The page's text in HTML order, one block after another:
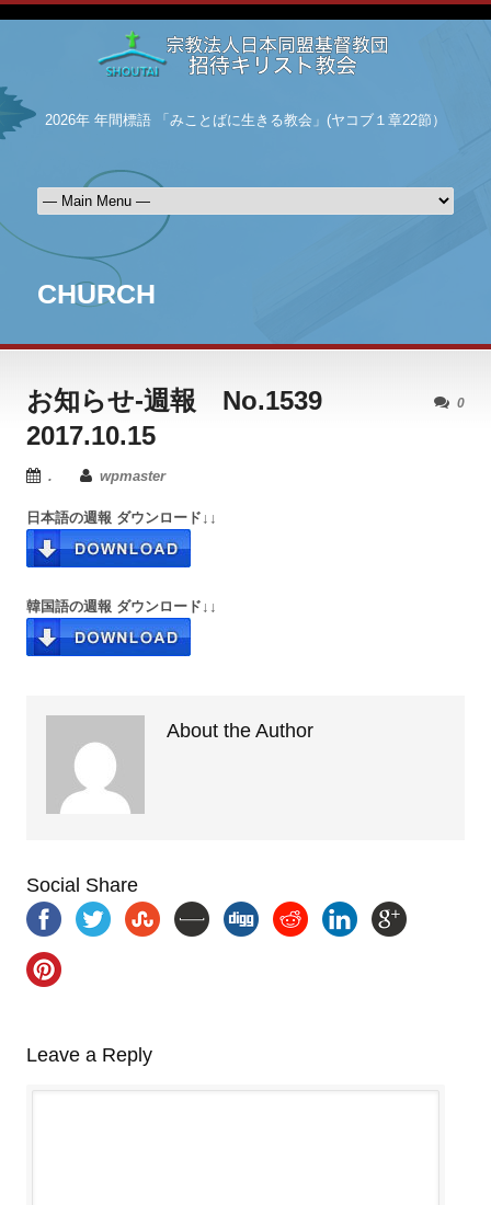
2026年 年間標語 「みことばに生きる教会」(ヤコブ１章22節）
CHURCH
0
お知らせ-週報 No.1539
2017.10.15
. wpmaster
日本語の週報 ダウンロード↓↓
韓国語の週報 ダウンロード↓↓
About the Author
Social Share
Leave a Reply